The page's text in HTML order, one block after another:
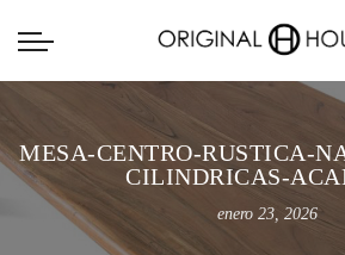
MESA-CENTRO-RUSTICA-
CILINDRICAS-
enero 23, 2026